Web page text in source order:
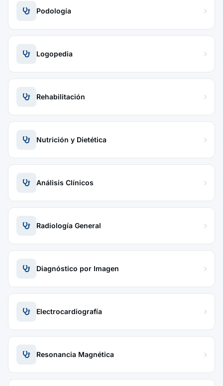
Podología
Logopedia
Rehabilitación
Nutrición y Dietética
Análisis Clínicos
Radiología General
Diagnóstico por Imagen
Electrocardiografía
Resonancia Magnética